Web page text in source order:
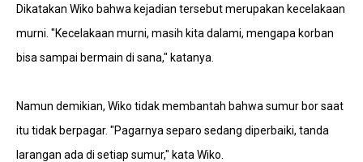
Dikatakan Wiko bahwa kejadian tersebut merupakan kecelakaan
murni. "Kecelakaan murni, masih kita dalami, mengapa korban
bisa sampai bermain di sana," katanya.
Namun demikian, Wiko tidak membantah bahwa sumur bor saat
itu tidak berpagar. "Pagarnya separo sedang diperbaiki, tanda
larangan ada di setiap sumur," kata Wiko.